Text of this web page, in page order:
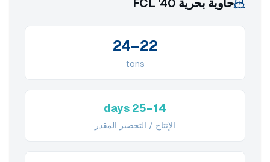
حاوية بحرية 40’ FCL
22–24
tons
14–25 days
الإنتاج / التحضير المقدر